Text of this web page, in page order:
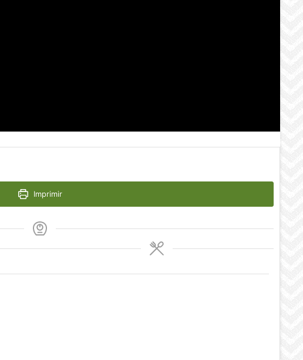
Imprimir